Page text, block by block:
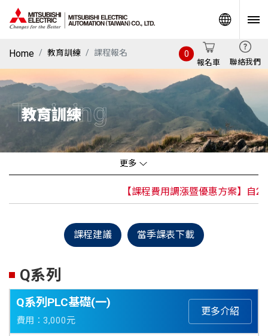
Home 教育訓練 課程報名
報名車
0
聯絡我們
教育訓練
Training
更多
【課程費用調漲暨優惠方案】自
課程建議 當季課表下載
Q系列
Q系列PLC基礎(一)
費用：3,000元
更多介紹